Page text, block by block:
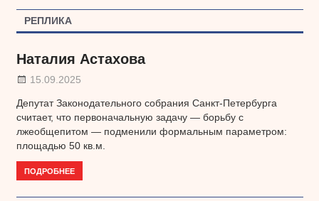
записям
РЕПЛИКА
Наталия Астахова
15.09.2025
Депутат Законодательного собрания Санкт-Петербурга
считает, что первоначальную задачу — борьбу с
лжеобщепитом — подменили формальным параметром:
площадью 50 кв.м.
ПОДРОБНЕЕ